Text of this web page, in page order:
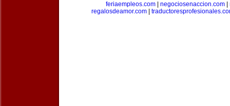
feriaempleos.com
negociosenaccion.com
regalosdeamor.com